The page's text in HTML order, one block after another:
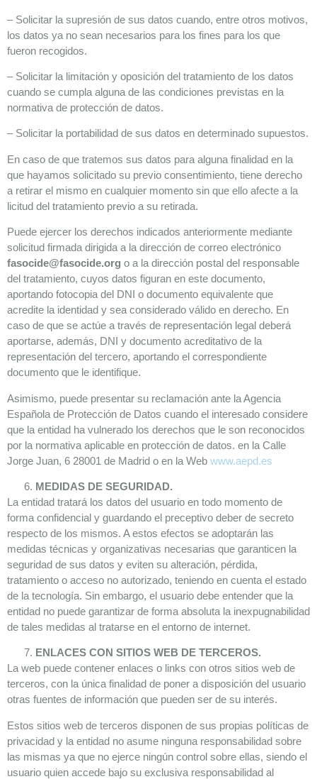
– Solicitar la supresión de sus datos cuando, entre otros motivos,
los datos ya no sean necesarios para los fines para los que
fueron recogidos.
– Solicitar la limitación y oposición del tratamiento de los datos
cuando se cumpla alguna de las condiciones previstas en la
normativa de protección de datos.
– Solicitar la portabilidad de sus datos en determinado supuestos.
En caso de que tratemos sus datos para alguna finalidad en la
que hayamos solicitado su previo consentimiento, tiene derecho
a retirar el mismo en cualquier momento sin que ello afecte a la
licitud del tratamiento previo a su retirada.
Puede ejercer los derechos indicados anteriormente mediante
solicitud firmada dirigida a la dirección de correo electrónico
fasocide@fasocide.org o a la dirección postal del responsable
del tratamiento, cuyos datos figuran en este documento,
aportando fotocopia del DNI o documento equivalente que
acredite la identidad y sea considerado válido en derecho. En
caso de que se actúe a través de representación legal deberá
aportarse, además, DNI y documento acreditativo de la
representación del tercero, aportando el correspondiente
documento que le identifique.
Asimismo, puede presentar su reclamación ante la Agencia
Española de Protección de Datos cuando el interesado considere
que la entidad ha vulnerado los derechos que le son reconocidos
por la normativa aplicable en protección de datos. en la Calle
Jorge Juan, 6 28001 de Madrid o en la Web www.aepd.es
MEDIDAS DE SEGURIDAD.
La entidad tratará los datos del usuario en todo momento de
forma confidencial y guardando el preceptivo deber de secreto
respecto de los mismos. A estos efectos se adoptarán las
medidas técnicas y organizativas necesarias que garanticen la
seguridad de sus datos y eviten su alteración, pérdida,
tratamiento o acceso no autorizado, teniendo en cuenta el estado
de la tecnología. Sin embargo, el usuario debe entender que la
entidad no puede garantizar de forma absoluta la inexpugnabilidad
de tales medidas al tratarse en el entorno de internet.
ENLACES CON SITIOS WEB DE TERCEROS.
La web puede contener enlaces o links con otros sitios web de
terceros, con la única finalidad de poner a disposición del usuario
otras fuentes de información que pueden ser de su interés.
Estos sitios web de terceros disponen de sus propias políticas de
privacidad y la entidad no asume ninguna responsabilidad sobre
las mismas ya que no ejerce ningún control sobre ellas, siendo el
usuario quien accede bajo su exclusiva responsabilidad al